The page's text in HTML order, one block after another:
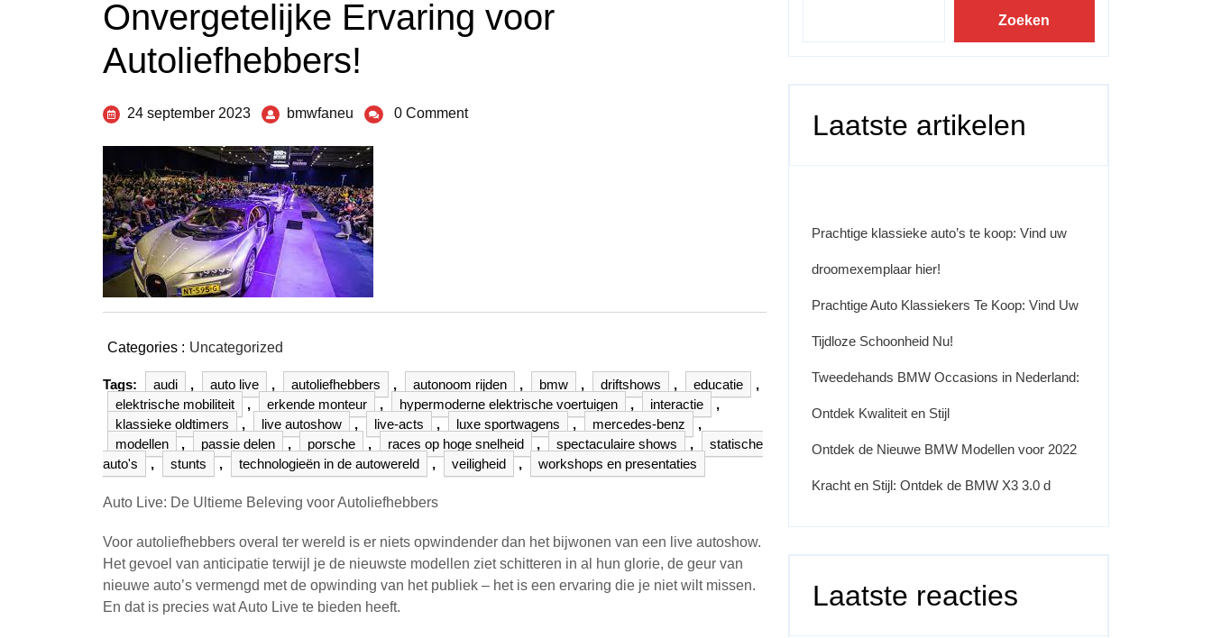
Onvergetelijke Ervaring voor
Autoliefhebbers!
24 september 2023 bmwfaneu 0 Comment
Categories : Uncategorized
Tags: audi , auto live , autoliefhebbers , autonoom rijden , bmw , driftshows , educatie
,
elektrische mobiliteit
, erkende monteur , hypermoderne elektrische voertuigen , interactie
,
klassieke oldtimers
, live autoshow , live-acts , luxe sportwagens , mercedes-benz
,
modellen
, passie delen , porsche , races op hoge snelheid , spectaculaire shows ,
statische
auto's
, stunts , technologieën in de autowereld , veiligheid , workshops en presentaties
Auto Live: De Ultieme Beleving voor Autoliefhebbers
Voor autoliefhebbers overal ter wereld is er niets opwindender dan het bijwonen van een live autoshow.
Het gevoel van anticipatie terwijl je de nieuwste modellen ziet schitteren in al hun glorie, de geur van
nieuwe auto’s vermengd met de opwinding van het publiek – het is een ervaring die je niet wilt missen.
En dat is precies wat Auto Live te bieden heeft.
Zoeken
Laatste artikelen
Prachtige klassieke auto’s te koop: Vind uw
droomexemplaar hier!
Prachtige Auto Klassiekers Te Koop: Vind Uw
Tijdloze Schoonheid Nu!
Tweedehands BMW Occasions in Nederland:
Ontdek Kwaliteit en Stijl
Ontdek de Nieuwe BMW Modellen voor 2022
Kracht en Stijl: Ontdek de BMW X3 3.0 d
Laatste reacties